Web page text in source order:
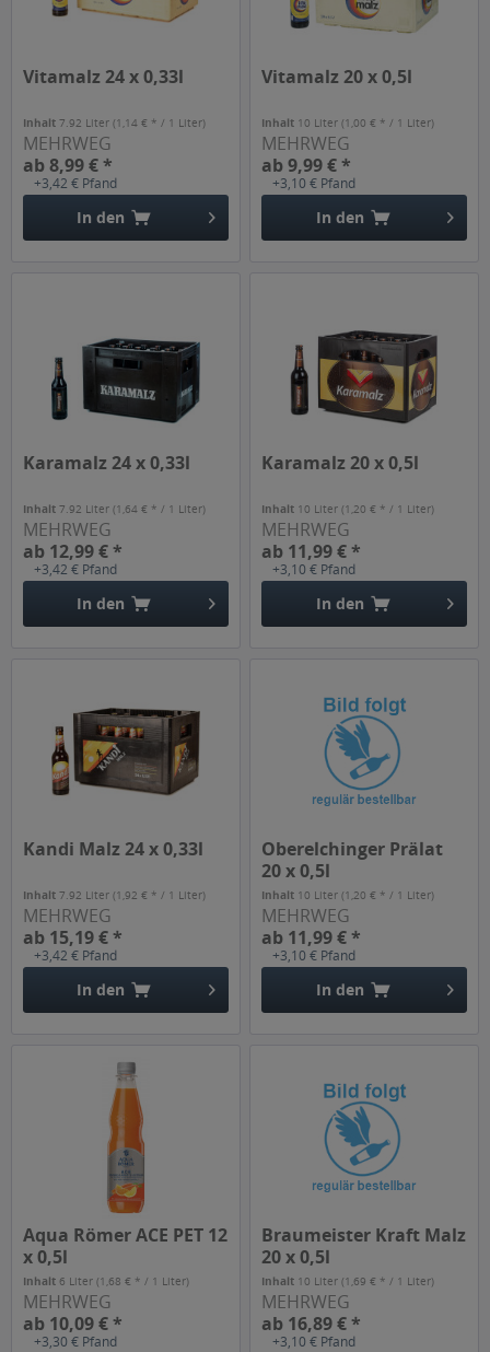
Vitamalz 24 x 0,33l
Inhalt7.92 Liter(1,14 € * / 1 Liter)
MEHRWEG
ab 8,99 € *
+3,42 € Pfand
In den
Vitamalz 20 x 0,5l
Inhalt 10 Liter(1,00 € * / 1 Liter)
MEHRWEG
ab 9,99 € *
+3,10 € Pfand
In den
Karamalz 24 x 0,33l
Inhalt7.92 Liter(1,64 € * / 1 Liter)
MEHRWEG
ab 12,99 € *
+3,42 € Pfand
In den
Karamalz 20 x 0,5l
Inhalt 10 Liter(1,20 € * / 1 Liter)
MEHRWEG
ab 11,99 € *
+3,10 € Pfand
In den
Kandi Malz 24 x 0,33l
Inhalt7.92 Liter(1,92 € * / 1 Liter)
MEHRWEG
ab 15,19 € *
+3,42 € Pfand
In den
Oberelchinger Prälat
20 x 0,5l
Inhalt 10 Liter(1,20 € * / 1 Liter)
MEHRWEG
ab 11,99 € *
+3,10 € Pfand
In den
Aqua Römer ACE PET 12
x 0,5l
Inhalt 6 Liter(1,68 € * / 1 Liter)
MEHRWEG
ab 10,09 € *
+3,30 € Pfand
Braumeister Kraft Malz
20 x 0,5l
Inhalt 10 Liter(1,69 € * / 1 Liter)
MEHRWEG
ab 16,89 € *
+3,10 € Pfand